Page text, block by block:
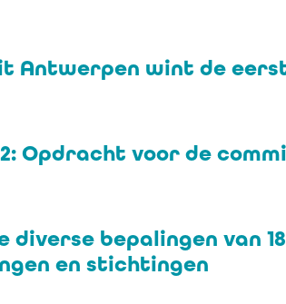
Antwerpen wint de
Opdracht voor de
diverse bepalingen van
en stichtingen